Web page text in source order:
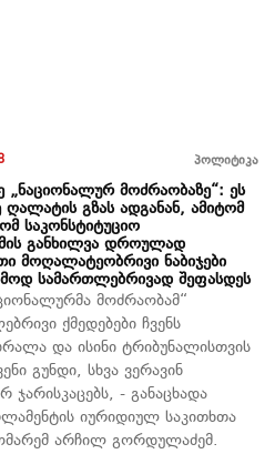
პოლიტიკა
მოძრაობაზე“: ეს
ღალატის გზას ადგანან, ამიტომ
საკონსტიტუციო
განხილვა დროულად
მოღალატეობრივი ნაბიჯები
სამართლებრივად შეფასდეს
მოძრაობამ“
ქმედებები ჩვენს
და ისინი ტრიბუნალისთვის
გუნდი, სხვა ვერავინ
ჯარისკაცებს, - განაცხადა
იურიდიულ საკითხთა
არჩილ გორდულაძემ.